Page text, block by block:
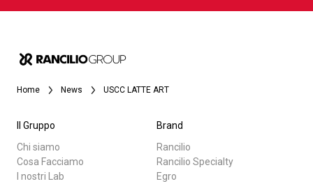
Home News USCC LATTE ART
Il Gruppo
Chi siamo
Cosa Facciamo
I nostri Lab
Brand
Rancilio
Rancilio Specialty
Egro